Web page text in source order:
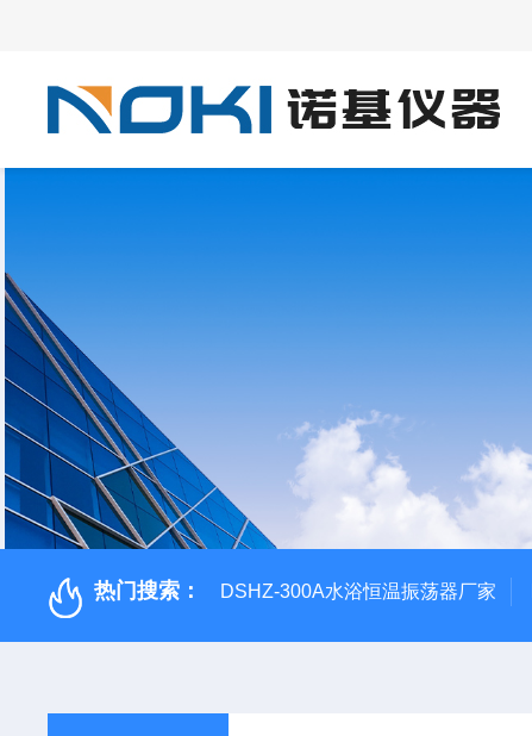
热门搜索： DSHZ-300A水浴恒温振荡器厂家